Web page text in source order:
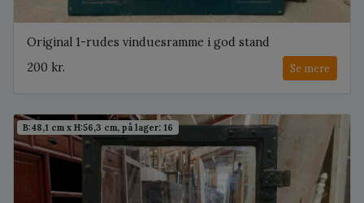
Original 1-rudes vinduesramme i god stand
200 kr.
Se mere
B:48,1 cm x H:56,3 cm, på lager: 16